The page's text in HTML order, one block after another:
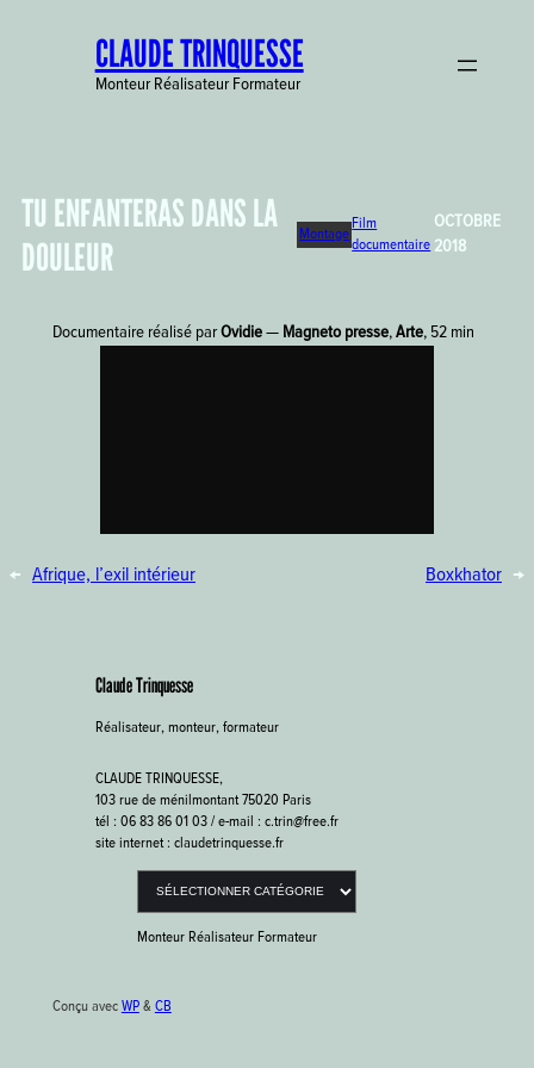
CLAUDE TRINQUESSE
Monteur Réalisateur Formateur
TU ENFANTERAS DANS LA
DOULEUR
Montage
Film
documentaire
OCTOBRE
2018
Documentaire réalisé par Ovidie — Magneto presse, Arte, 52 min
← Afrique, l’exil intérieur Boxkhator →
Claude Trinquesse
Réalisateur, monteur, formateur
CLAUDE TRINQUESSE,
103 rue de ménilmontant 75020 Paris
tél : 06 83 86 01 03 / e-mail : c.trin@free.fr
site internet : claudetrinquesse.fr
Monteur Réalisateur Formateur
Conçu avec WP& CB